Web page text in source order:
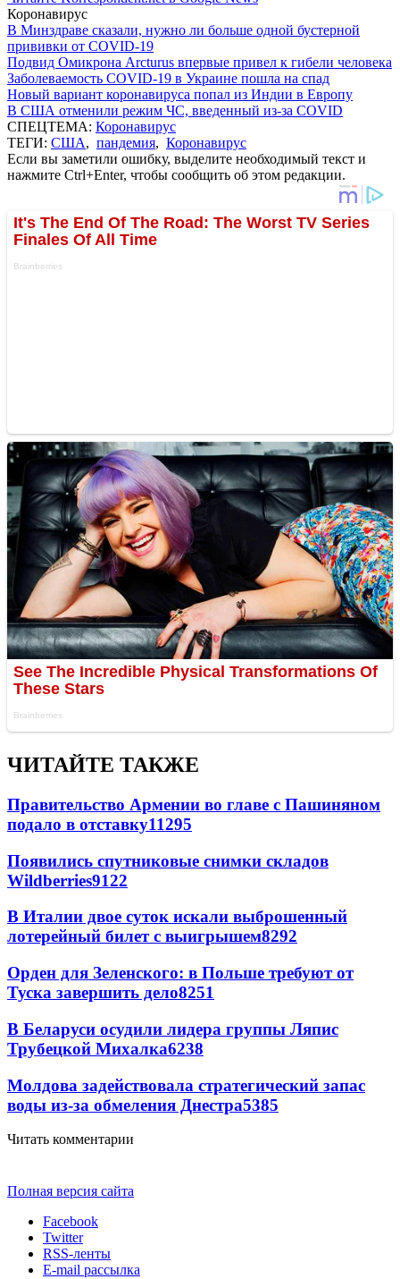
Коронавирус
В Минздраве сказали, нужно ли больше одной бустерной
прививки от COVID-19
Подвид Омикрона Arcturus впервые привел к гибели человека
Заболеваемость COVID-19 в Украине пошла на спад
Новый вариант коронавируса попал из Индии в Европу
В США отменили режим ЧС, введенный из-за COVID
СПЕЦТЕМА: Коронавирус
ТЕГИ: США, пандемия, Коронавирус
Если вы заметили ошибку, выделите необходимый текст и
нажмите Ctrl+Enter, чтобы сообщить об этом редакции.
ЧИТАЙТЕ ТАКЖЕ
Правительство Армении во главе с Пашиняном
подало в отставку11295
Появились спутниковые снимки складов
Wildberries9122
В Италии двое суток искали выброшенный
лотерейный билет с выигрышем8292
Орден для Зеленского: в Польше требуют от
Туска завершить дело8251
В Беларуси осудили лидера группы Ляпис
Трубецкой Михалка6238
Молдова задействовала стратегический запас
воды из-за обмеления Днестра5385
Читать комментарии
Полная версия сайта
Facebook
Twitter
RSS-ленты
E-mail рассылка